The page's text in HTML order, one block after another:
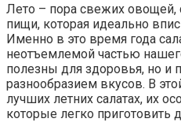
Лето – пора свежих овощей,
пищи, которая идеально
Именно в это время года
неотъемлемой частью
полезны для здоровья, но и
разнообразием вкусов. В
лучших летних салатах, их
которые легко приготовить